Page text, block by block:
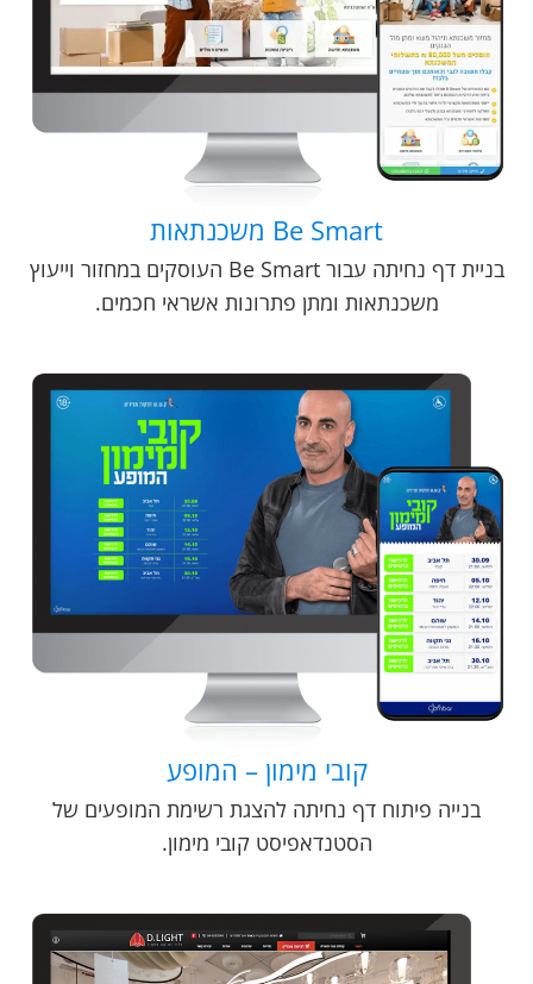
Be Smart משכנתאות
בניית דף נחיתה עבור Be Smart העוסקים במחזור וייעוץ
משכנתאות ומתן פתרונות אשראי חכמים.
קובי מימון – המופע
בנייה פיתוח דף נחיתה להצגת רשימת המופעים של
הסטנדאפיסט קובי מימון.